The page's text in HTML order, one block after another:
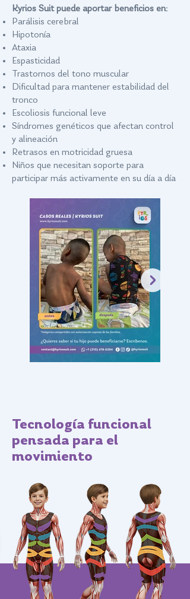
Kyrios Suit puede aportar beneficios en:
Parálisis cerebral
Hipotonía
Ataxia
Espasticidad
Trastornos del tono muscular
Dificultad para mantener estabilidad del
tronco
Escoliosis funcional leve
Síndromes genéticos que afectan control
y alineación
Retrasos en motricidad gruesa
Niños que necesitan soporte para
participar más activamente en su día a día
Tecnología funcional
pensada para el
movimiento